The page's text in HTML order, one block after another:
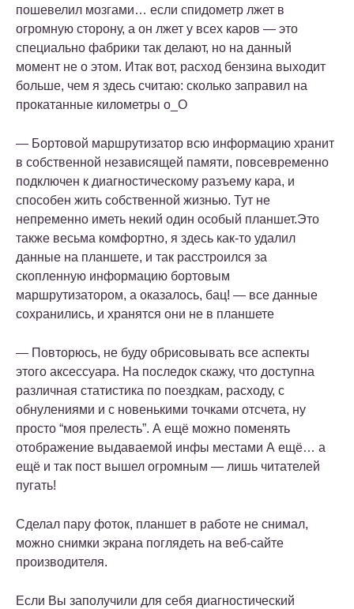
пошевелил мозгами… если спидометр лжет в
огромную сторону, а он лжет у всех каров — это
специально фабрики так делают, но на данный
момент не о этом. Итак вот, расход бензина выходит
больше, чем я здесь считаю: сколько заправил на
прокатанные километры о_О
— Бортовой маршрутизатор всю информацию хранит
в собственной независящей памяти, повсевременно
подключен к диагностическому разъему кара, и
способен жить собственной жизнью. Тут не
непременно иметь некий один особый планшет.Это
также весьма комфортно, я здесь как-то удалил
данные на планшете, и так расстроился за
скопленную информацию бортовым
маршрутизатором, а оказалось, бац! — все данные
сохранились, и хранятся они не в планшете
— Повторюсь, не буду обрисовывать все аспекты
этого аксессуара. На последок скажу, что доступна
различная статистика по поездкам, расходу, с
обнулениями и с новенькими точками отсчета, ну
просто “моя прелесть”. А ещё можно поменять
отображение выдаваемой инфы местами А ещё… а
ещё и так пост вышел огромным — лишь читателей
пугать!
Сделал пару фоток, планшет в работе не снимал,
можно снимки экрана поглядеть на веб-сайте
производителя.
Если Вы заполучили для себя диагностический